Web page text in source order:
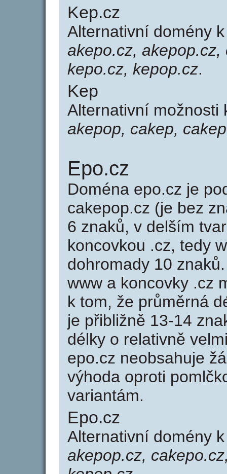
Kep.cz
Alternativní domény
akepo.cz,
kepo.cz, kepop.cz.
Kep
Alternativní možnosti
akepop, cakep,
Epo.cz
Doména epo.cz je
cakepop.cz (je bez
6 znaků, v delším
koncovkou .cz, tedy
dohromady 10
www a koncovky .cz
k tom, že průměrná
je přibližně 13-14
délky o relativně
epo.cz neobsahuje
výhoda oproti
variantám.
Epo.cz
Alternativní domény
akepop.cz,